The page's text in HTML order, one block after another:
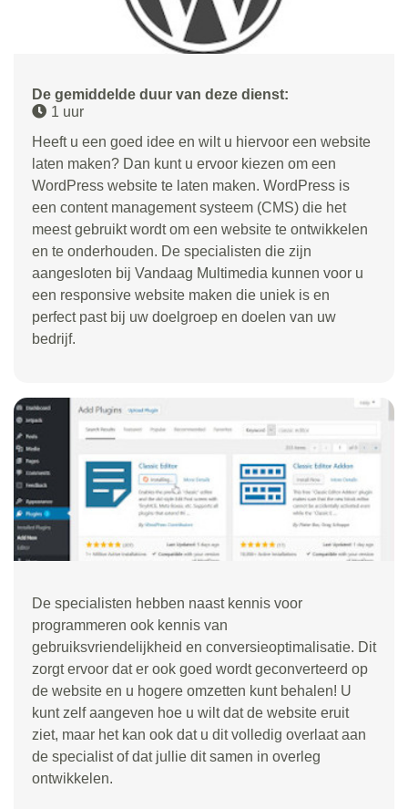
De gemiddelde duur van deze dienst:
1 uur
Heeft u een goed idee en wilt u hiervoor een website
laten maken? Dan kunt u ervoor kiezen om een
WordPress website te laten maken. WordPress is
een content management systeem (CMS) die het
meest gebruikt wordt om een website te ontwikkelen
en te onderhouden. De specialisten die zijn
aangesloten bij Vandaag Multimedia kunnen voor u
een responsive website maken die uniek is en
perfect past bij uw doelgroep en doelen van uw
bedrijf.
De specialisten hebben naast kennis voor
programmeren ook kennis van
gebruiksvriendelijkheid en conversieoptimalisatie. Dit
zorgt ervoor dat er ook goed wordt geconverteerd op
de website en u hogere omzetten kunt behalen! U
kunt zelf aangeven hoe u wilt dat de website eruit
ziet, maar het kan ook dat u dit volledig overlaat aan
de specialist of dat jullie dit samen in overleg
ontwikkelen.